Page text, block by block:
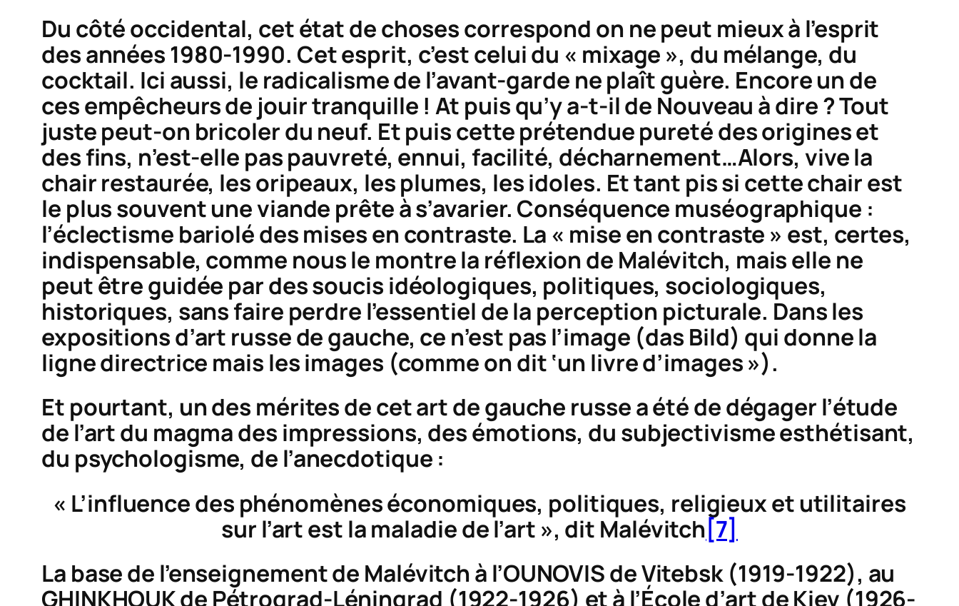
Du côté occidental, cet état de choses correspond on ne peut mieux à l’esprit
des années 1980-1990. Cet esprit, c’est celui du « mixage », du mélange, du
cocktail. Ici aussi, le radicalisme de l’avant-garde ne plaît guère. Encore un de
ces empêcheurs de jouir tranquille ! At puis qu’y a-t-il de Nouveau à dire ? Tout
juste peut-on bricoler du neuf. Et puis cette prétendue pureté des origines et
des fins, n’est-elle pas pauvreté, ennui, facilité, décharnement…Alors, vive la
chair restaurée, les oripeaux, les plumes, les idoles. Et tant pis si cette chair est
le plus souvent une viande prête à s’avarier. Conséquence muséographique :
l’éclectisme bariolé des mises en contraste. La « mise en contraste » est, certes,
indispensable, comme nous le montre la réflexion de Malévitch, mais elle ne
peut être guidée par des soucis idéologiques, politiques, sociologiques,
historiques, sans faire perdre l’essentiel de la perception picturale. Dans les
expositions d’art russe de gauche, ce n’est pas l’image (das Bild) qui donne la
ligne directrice mais les images (comme on dit ‘un livre d’images »).
Et pourtant, un des mérites de cet art de gauche russe a été de dégager l’étude
de l’art du magma des impressions, des émotions, du subjectivisme esthétisant,
du psychologisme, de l’anecdotique :
« L’influence des phénomènes économiques, politiques, religieux et utilitaires
sur l’art est la maladie de l’art », dit Malévitch [7]
La base de l’enseignement de Malévitch à l’OUNOVIS de Vitebsk (1919-1922), au
GHINKHOUK de Pétrograd-Léningrad (1922-1926) et à l’École d’art de Kiev (1926-